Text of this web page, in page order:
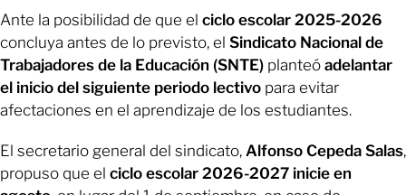
Ante la posibilidad de que el ciclo escolar 2025-2026
concluya antes de lo previsto, el Sindicato Nacional de
Trabajadores de la Educación (SNTE) planteó adelantar
el inicio del siguiente periodo lectivo para evitar
afectaciones en el aprendizaje de los estudiantes.
El secretario general del sindicato, Alfonso Cepeda Salas,
propuso que el ciclo escolar 2026-2027 inicie en